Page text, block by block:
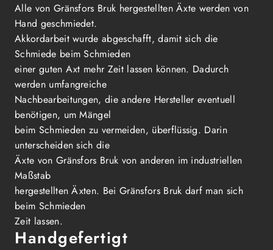
Alle von Gränsfors Bruk hergestellten Äxte werden von
Hand geschmiedet.
Akkordarbeit wurde abgeschafft, damit sich die
Schmiede beim Schmieden
einer guten Axt mehr Zeit lassen können. Dadurch
werden umfangreiche
Nachbearbeitungen, die andere Hersteller eventuell
benötigen, um Mängel
beim Schmieden zu vermeiden, überflüssig. Darin
unterscheiden sich die
Äxte von Gränsfors Bruk von anderen im industriellen
Maßstab
hergestellten Äxten. Bei Gränsfors Bruk darf man sich
beim Schmieden
Zeit lassen.
Handgefertigt